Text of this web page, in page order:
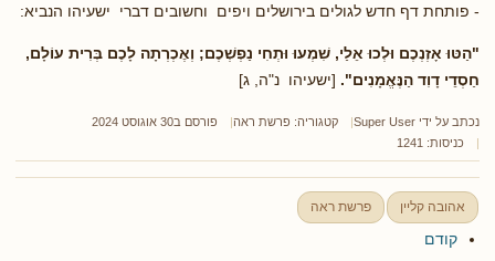
- פותחת דף חדש לגולים בירושלים ויפים וחשובים דברי ישעיהו הנביא:
"הַטּוּ אָזְנְכֶם וּלְכוּ אֵלַי, שִׁמְעוּ וּתְחִי נַפְשְׁכֶם; וְאֶכְרְתָה לָכֶם בְּרִית עוֹלָם,
חַסְדֵי דָוִד הַנֶּאֱמָנִים". [ישעיהו נ"ה, ג]
נכתב על ידי Super User קטגוריה: פרשת ראה
פורסם ב30 אוגוסט 2024
כניסות: 1241
אהובה קליין פרשת ראה
קודם